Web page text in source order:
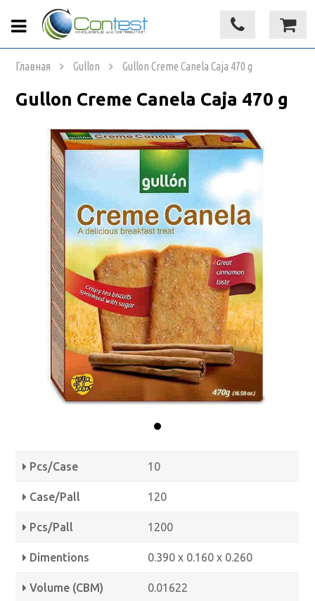
Главная Gullon Gullon Creme Canela Caja 470 g
Gullon Creme Canela Caja 470 g
Pcs/Case 10
Case/Pall 120
Pcs/Pall 1200
Dimentions 0.390 x 0.160 x 0.260
Volume (CBM) 0.01622